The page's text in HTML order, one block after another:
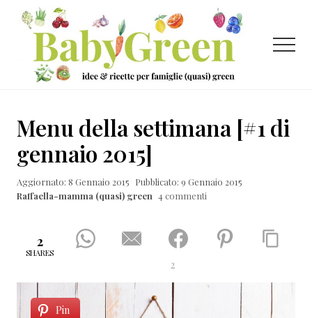
Menu
Passa
contenuto
principale
Passa
laterale
primaria
Passa
ricette
per
famiglie
Menu
Menu della settimana [#1 di
gennaio 2015]
Aggiornato: 8 Gennaio 2015 Pubblicato: 9 Gennaio 2015
Raffaella-mamma (quasi) green 4 commenti
2
SHARES
2
Pin